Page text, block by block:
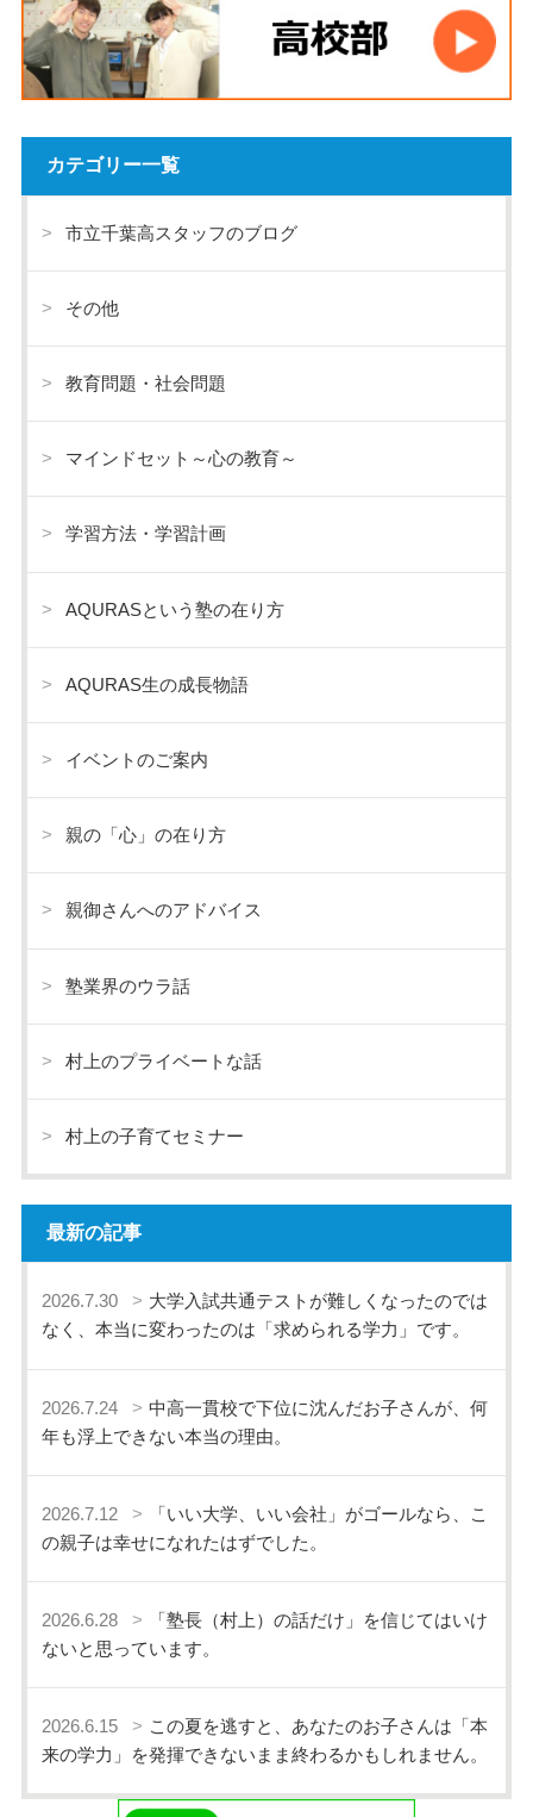
カテゴリー一覧
市立千葉高スタッフのブログ
その他
教育問題・社会問題
マインドセット～心の教育～
学習方法・学習計画
AQURASという塾の在り方
AQURAS生の成長物語
イベントのご案内
親の「心」の在り方
親御さんへのアドバイス
塾業界のウラ話
村上のプライベートな話
村上の子育てセミナー
最新の記事
2026.7.30
大学入試共通テストが難しくなったのでは
なく、本当に変わったのは「求められる学力」です。
2026.7.24
中高一貫校で下位に沈んだお子さんが、何
年も浮上できない本当の理由。
2026.7.12
「いい大学、いい会社」がゴールなら、こ
の親子は幸せになれたはずでした。
2026.6.28
「塾長（村上）の話だけ」を信じてはいけ
ないと思っています。
2026.6.15
この夏を逃すと、あなたのお子さんは「本
来の学力」を発揮できないまま終わるかもしれません。